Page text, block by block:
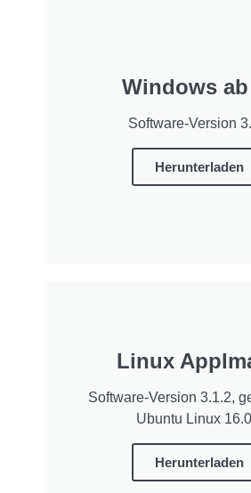
Windows ab
Software-Version
Herunterladen
Linux
Software-Version 3.1.2,
Ubuntu Linux
Herunterladen